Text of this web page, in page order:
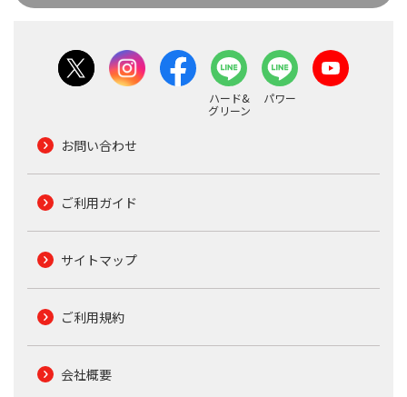
ハード&
グリーン
パワー
お問い合わせ
ご利用ガイド
サイトマップ
ご利用規約
会社概要